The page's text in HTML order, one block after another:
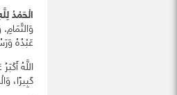
الْحَمْدُ
عَبْدُهُ
اللَّهُ
كَبِيرًا،